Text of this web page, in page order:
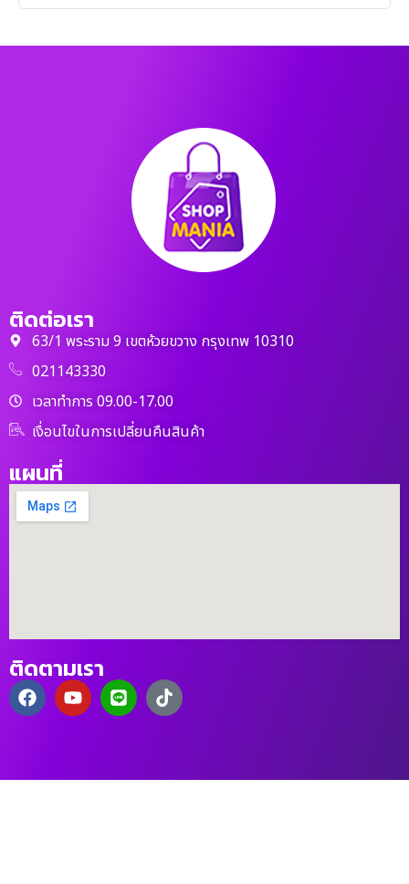
ติดต่อเรา
63/1 พระราม 9 เขตห้วยขวาง กรุงเทพ 10310
021143330
เวลาทำการ 09.00-17.00
เงื่อนไขในการเปลี่ยนคืนสินค้า
แผนที่
ติดตามเรา